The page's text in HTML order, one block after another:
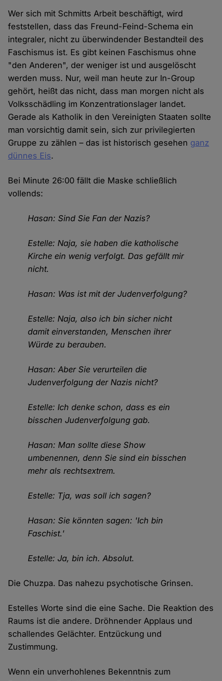
Wer sich mit Schmitts Arbeit beschäftigt, wird
feststellen, dass das Freund-Feind-Schema ein
integraler, nicht zu überwindender Bestandteil des
Faschismus ist. Es gibt keinen Faschismus ohne
"den Anderen", der weniger ist und ausgelöscht
werden muss. Nur, weil man heute zur In-Group
gehört, heißt das nicht, dass man morgen nicht als
Volksschädling im Konzentrationslager landet.
Gerade als Katholik in den Vereinigten Staaten sollte
man vorsichtig damit sein, sich zur privilegierten
Gruppe zu zählen – das ist historisch gesehen ganz
dünnes Eis.
Bei Minute 26:00 fällt die Maske schließlich
vollends:
Hasan: Sind Sie Fan der Nazis?
Estelle: Naja, sie haben die katholische
Kirche ein wenig verfolgt. Das gefällt mir
nicht.
Hasan: Was ist mit der Judenverfolgung?
Estelle: Naja, also ich bin sicher nicht
damit einverstanden, Menschen ihrer
Würde zu berauben.
Hasan: Aber Sie verurteilen die
Judenverfolgung der Nazis nicht?
Estelle: Ich denke schon, dass es ein
bisschen Judenverfolgung gab.
Hasan: Man sollte diese Show
umbenennen, denn Sie sind ein bisschen
mehr als rechtsextrem.
Estelle: Tja, was soll ich sagen?
Hasan: Sie könnten sagen: 'Ich bin
Faschist.'
Estelle: Ja, bin ich. Absolut.
Die Chuzpa. Das nahezu psychotische Grinsen.
Estelles Worte sind die eine Sache. Die Reaktion des
Raums ist die andere. Dröhnender Applaus und
schallendes Gelächter. Entzückung und
Zustimmung.
Wenn ein unverhohlenes Bekenntnis zum